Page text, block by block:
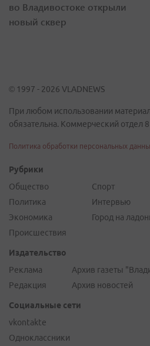
во Владивостоке открыли
новый сквер
© 1997 - 2026 VLADNEWS
При любом использовании
обязательна. Коммерческий отдел
Политика обработки персональных
Рубрики
Общество
Политика
Экономика
Происшествия
Спорт
Интервью
Город на
Издательство
Реклама
Редакция
Архив газеты
Архив новостей
Социальные сети
vkontakte
Одноклассники